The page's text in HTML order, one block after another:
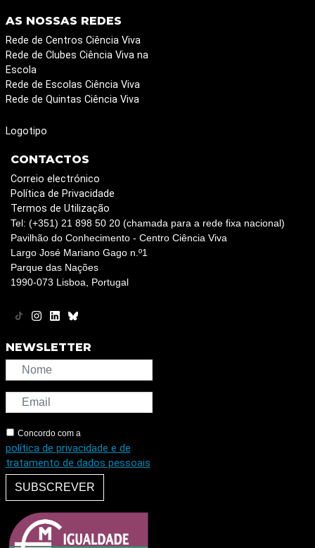
AS NOSSAS REDES
Rede de Centros Ciência Viva
Rede de Clubes Ciência Viva na
Escola
Rede de Escolas Ciência Viva
Rede de Quintas Ciência Viva
Logotipo
CONTACTOS
Correio electrónico
Política de Privacidade
Termos de Utilização
Tel: (+351) 21 898 50 20 (chamada para a rede fixa nacional)
Pavilhão do Conhecimento - Centro Ciência Viva
Largo José Mariano Gago n.º1
Parque das Nações
1990-073 Lisboa, Portugal
NEWSLETTER
Concordo com a
política de privacidade e de
tratamento de dados pessoais
SUBSCREVER